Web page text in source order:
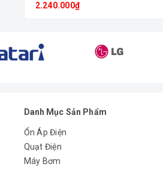
2.240.000₫
Danh Mục Sản Phẩm
Ổn Áp Điện
Quạt Điện
Máy Bơm